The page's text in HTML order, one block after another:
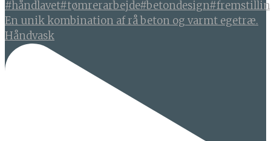
En unik kombination af rå beton og varmt egetræ.
Håndvask